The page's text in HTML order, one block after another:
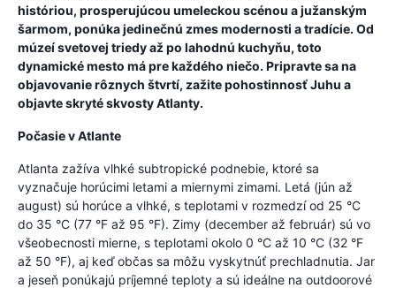
históriou, prosperujúcou umeleckou scénou a južanským
šarmom, ponúka jedinečnú zmes modernosti a tradície. Od
múzeí svetovej triedy až po lahodnú kuchyňu, toto
dynamické mesto má pre každého niečo. Pripravte sa na
objavovanie rôznych štvrtí, zažite pohostinnosť Juhu a
objavte skryté skvosty Atlanty.
Počasie v Atlante
Atlanta zažíva vlhké subtropické podnebie, ktoré sa
vyznačuje horúcimi letami a miernymi zimami. Letá (jún až
august) sú horúce a vlhké, s teplotami v rozmedzí od 25 °C
do 35 °C (77 °F až 95 °F). Zimy (december až február) sú vo
všeobecnosti mierne, s teplotami okolo 0 °C až 10 °C (32 °F
až 50 °F), aj keď občas sa môžu vyskytnúť prechladnutia. Jar
a jeseň ponúkajú príjemné teploty a sú ideálne na outdoorové